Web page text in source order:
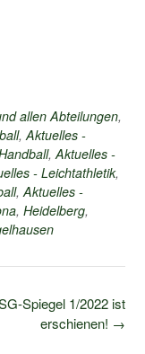
allen Abteilungen,
,Aktuelles -
,Aktuelles -
- Leichtathletik,
,Aktuelles -
, Heidelberg,
Spiegel 1/2022 ist
erschienen! →